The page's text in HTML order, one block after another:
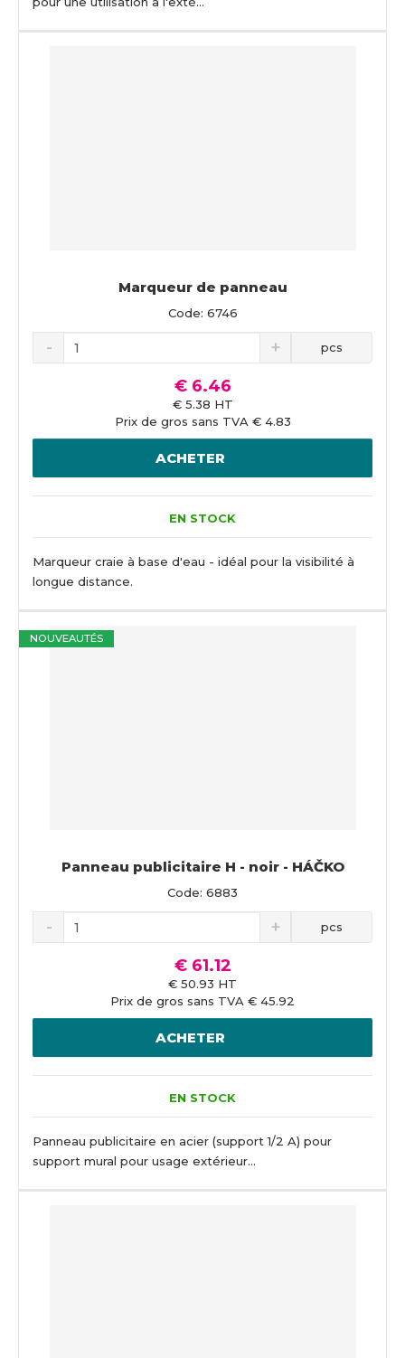
Marqueur de panneau
Code: 6746
€ 6.46
€ 5.38 HT
Prix de gros sans TVA € 4.83
pcs
ACHETER
EN STOCK
Marqueur craie à base d'eau - idéal pour la visibilité à
longue distance.
NOUVEAUTÉS
Panneau publicitaire H - noir - HÁČKO
Code: 6883
€ 61.12
€ 50.93 HT
Prix de gros sans TVA € 45.92
pcs
ACHETER
EN STOCK
Panneau publicitaire en acier (support 1/2 A) pour
support mural pour usage extérieur...